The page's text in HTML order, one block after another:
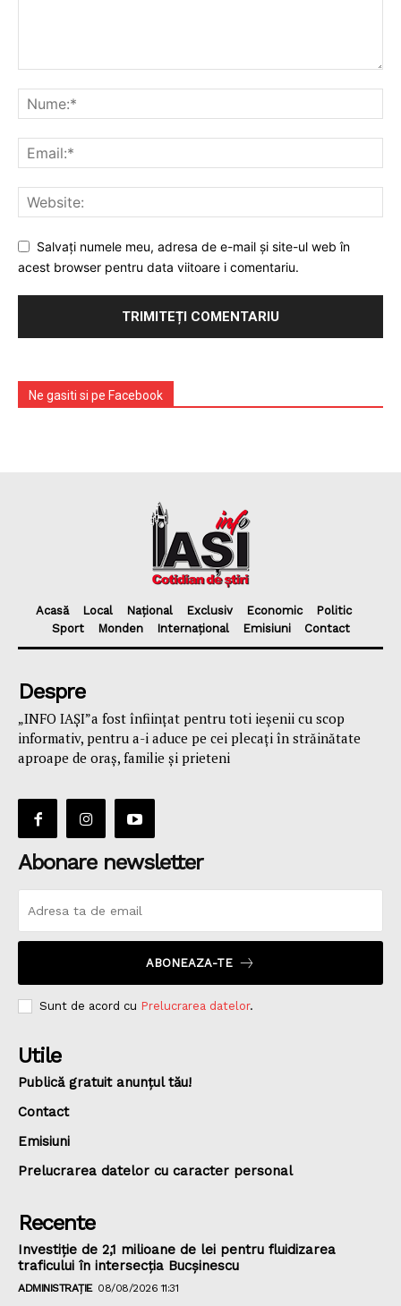
Emisiuni
Prelucrarea datelor cu caracter personal
Salvați numele meu, adresa de e-mail și site-ul web în
acest browser pentru data viitoare i comentariu.
Ne gasiti si pe Facebook
Acasă Local Național Exclusiv Economic
Politic
Sport
Monden Internațional Emisiuni Contact
Despre
„INFO IAȘI”a fost înfiinţat pentru toti ieşenii cu scop
informativ, pentru a-i aduce pe cei plecaţi în străinătate
aproape de oraş, familie și prieteni
Abonare newsletter
ABONEAZA-TE
Sunt de acord cu Prelucrarea datelor.
Utile
Publică gratuit anunțul tău!
Contact
Emisiuni
Prelucrarea datelor cu caracter personal
Recente
Investiție de 2,1 milioane de lei pentru fluidizarea
traficului în intersecția Bucșinescu
ADMINISTRAȚIE 08/08/2026 11:31